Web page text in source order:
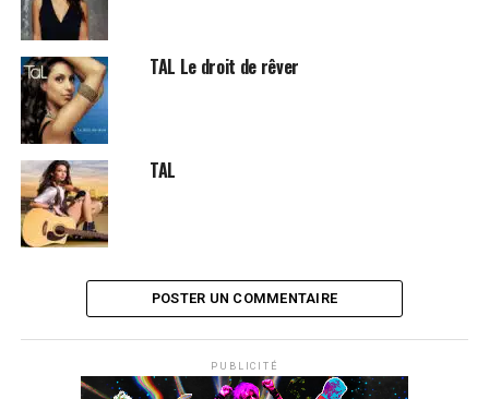
TAL Le droit de rêver
TAL
POSTER UN COMMENTAIRE
PUBLICITÉ